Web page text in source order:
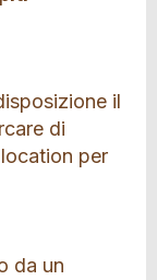
il
di
per
da un